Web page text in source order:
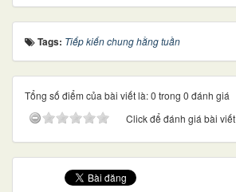
Tags: Tiếp kiến chung hằng tuần
Tổng số điểm của bài viết là: 0 trong 0 đánh giá
Click để đánh giá bài viết